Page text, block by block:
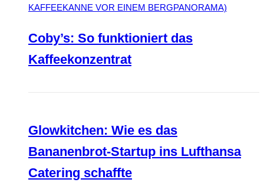
Coby’s: So funktioniert das
Kaffeekonzentrat
Glowkitchen: Wie es das
Bananenbrot-Startup ins Lufthansa
Catering schaffte